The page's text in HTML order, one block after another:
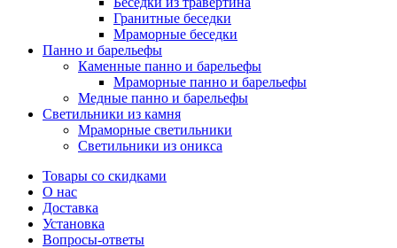
Гранитные беседки
Мраморные беседки
Панно и барельефы
Каменные панно и барельефы
Мраморные панно и барельефы
Медные панно и барельефы
Светильники из камня
Мраморные светильники
Светильники из оникса
Товары со скидками
О нас
Доставка
Установка
Вопросы-ответы